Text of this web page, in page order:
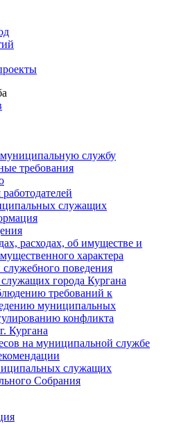
службу
требования
служащих
расходах, об имуществе и
характера
поведения
города Кургана
требований к
муниципальных
конфликта
Кургана
на муниципальной службе
служащих
Cобрания